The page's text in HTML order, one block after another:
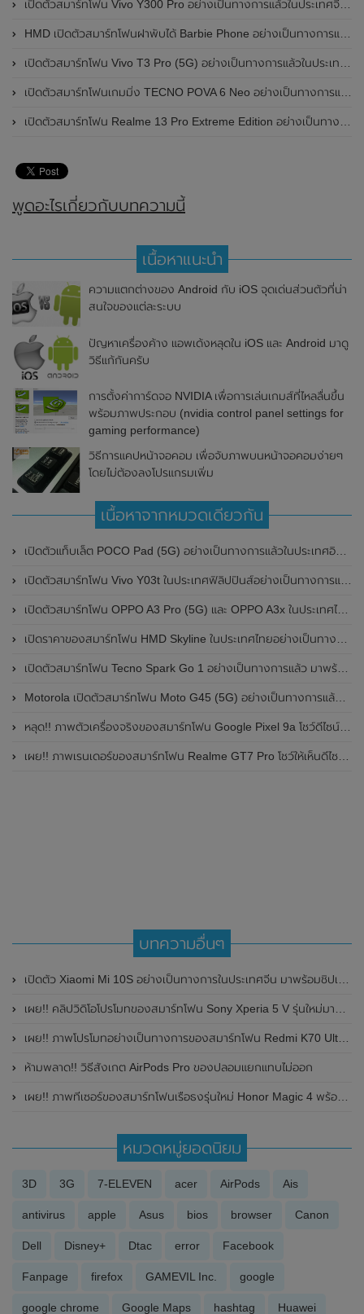
เปิดตัวสมาร์ทโฟน Vivo Y300 Pro อย่างเป็นทางการแล้วในประเทศจีน มาพร้อมดีไซน์พรีเมี่ยม ทนทาน และแบตเตอรี่สุดอึดขนาดใหญ่ 6,500mAh พร้อมรองรับการชาร์จไว 80W
HMD เปิดตัวสมาร์ทโฟนฝาพับได้ Barbie Phone อย่างเป็นทางการแล้ว มาพร้อมธีมสีชมพูสดใส
เปิดตัวสมาร์ทโฟน Vivo T3 Pro (5G) อย่างเป็นทางการแล้วในประเทศอินเดีย
เปิดตัวสมาร์ทโฟนเกมมิ่ง TECNO POVA 6 Neo อย่างเป็นทางการแล้วในประเทศไทย ในราคา 8,499 บาท
เปิดตัวสมาร์ทโฟน Realme 13 Pro Extreme Edition อย่างเป็นทางการแล้วในประเทศจีน
พูดอะไรเกี่ยวกับบทความนี้
เนื้อหาแนะนำ
ความแตกต่างของ Android กับ iOS จุดเด่นส่วนตัวที่น่า
สนใจของแต่ละระบบ
ปัญหาเครื่องค้าง แอพเด้งหลุดใน iOS และ Android มาดู
วิธีแก้กันครับ
การตั้งค่าการ์ดจอ NVIDIA เพื่อการเล่นเกมส์ที่ไหลลื่นขึ้น
พร้อมภาพประกอบ (nvidia control panel settings for
gaming performance)
วิธีการแคปหน้าจอคอม เพื่อจับภาพบนหน้าจอคอมง่ายๆ
โดยไม่ต้องลงโปรแกรมเพิ่ม
เนื้อหาจากหมวดเดียวกัน
เปิดตัวแท็บเล็ต POCO Pad (5G) อย่างเป็นทางการแล้วในประเทศอินเดีย มาพร้อมชิปเซ็ต Snapdragon 7s Gen 2 ของ Qualcomm และรองรับเครือข่าย 5G
เปิดตัวสมาร์ทโฟน Vivo Y03t ในประเทศฟิลิปปินส์อย่างเป็นทางการแล้ว มาพร้อมชิปเซ็ต Unisoc T612 , กล้องหลัง ความละเอียด 13MP , แบตเตอรี่ 5,000mAh และหน้าจอแสดงผล LCD / 90Hz
เปิดตัวสมาร์ทโฟน OPPO A3 Pro (5G) และ OPPO A3x ในประเทศไทยอย่างเป็นทางการแล้ว ในราคาเริ่มต้นเพียง 3,999 บาท
เปิดราคาของสมาร์ทโฟน HMD Skyline ในประเทศไทยอย่างเป็นทางการแล้ว ราคา 14,990 บาท
เปิดตัวสมาร์ทโฟน Tecno Spark Go 1 อย่างเป็นทางการแล้ว มาพร้อมหน้าจอแสดงผล LCD / 120Hz , แบตเตอรี่ 5,000mAh และใช้ชิปเซ็ต Unisoc
Motorola เปิดตัวสมาร์ทโฟน Moto G45 (5G) อย่างเป็นทางการแล้วในอินเดีย
หลุด!! ภาพตัวเครื่องจริงของสมาร์ทโฟน Google Pixel 9a โชว์ดีไซน์ใหม่ กล้องหลังแบนราบ ไม่มีกรอบของกล้องแล้ว
เผย!! ภาพเรนเดอร์ของสมาร์ทโฟน Realme GT7 Pro โชว์ให้เห็นดีไซน์ใหม่ พร้อมเผยรายละเอียดสเปกที่สำคัญบางส่วน
บทความอื่นๆ
เปิดตัว Xiaomi Mi 10S อย่างเป็นทางการในประเทศจีน มาพร้อมชิปเซ็ต Snapdragon 870 , ลำโพงคู่ , กล้องความละเอียดสูงสุด 108MP และแบตเตอรี่ขนาดใหญ่ ในราคาเริ่มต้นที่ 3,299 หยวน
เผย!! คลิปวิดิโอโปรโมทของสมาร์ทโฟน Sony Xperia 5 V รุ่นใหม่มาพร้อมดีไซน์กล้องหลังคู่
เผย!! ภาพโปรโมทอย่างเป็นทางการของสมาร์ทโฟน Redmi K70 Ultra พร้อมเผยสเปกหลัก ก่อนเปิดตัวในปลายเดือนกรกฎาคม 2024 นี้
ห้ามพลาด!! วิธีสังเกต AirPods Pro ของปลอมแยกแทบไม่ออก
เผย!! ภาพทีเซอร์ของสมาร์ทโฟนเรือธงรุ่นใหม่ Honor Magic 4 พร้อมเผยผลคะแนนบน Geekbench
หมวดหมู่ยอดนิยม
3D 3G 7-ELEVEN acer AirPods Ais
antivirus apple Asus bios browser Canon
Dell Disney+ Dtac error Facebook
Fanpage firefox GAMEVIL Inc. google
google chrome Google Maps hashtag Huawei